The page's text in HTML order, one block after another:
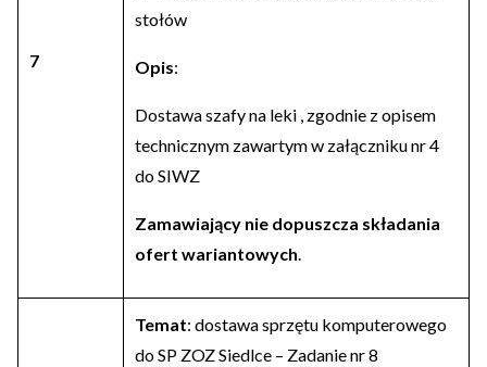
7
stołów
Opis:
Dostawa szafy na leki , zgodnie z opisem
technicznym zawartym w załączniku nr 4
do SIWZ
Zamawiający nie dopuszcza składania
ofert wariantowych.
Temat: dostawa sprzętu komputerowego
do SP ZOZ Siedlce – Zadanie nr 8